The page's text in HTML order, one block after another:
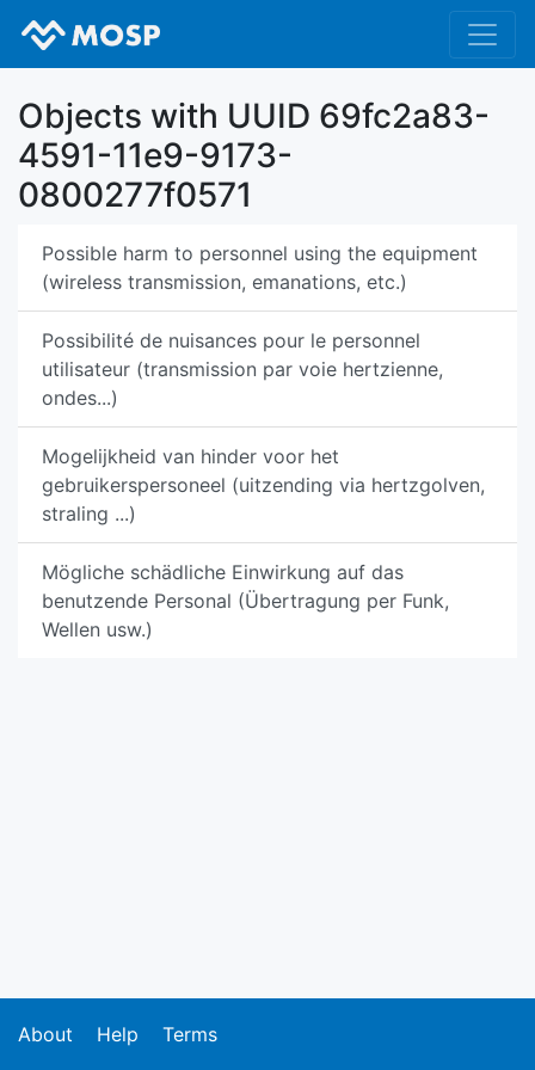
Objects with UUID 69fc2a83-
4591-11e9-9173-
0800277f0571
Possible harm to personnel using the equipment
(wireless transmission, emanations, etc.)
Possibilité de nuisances pour le personnel
utilisateur (transmission par voie hertzienne,
ondes...)
Mogelijkheid van hinder voor het
gebruikerspersoneel (uitzending via hertzgolven,
straling ...)
Mögliche schädliche Einwirkung auf das
benutzende Personal (Übertragung per Funk,
Wellen usw.)
About Help Terms